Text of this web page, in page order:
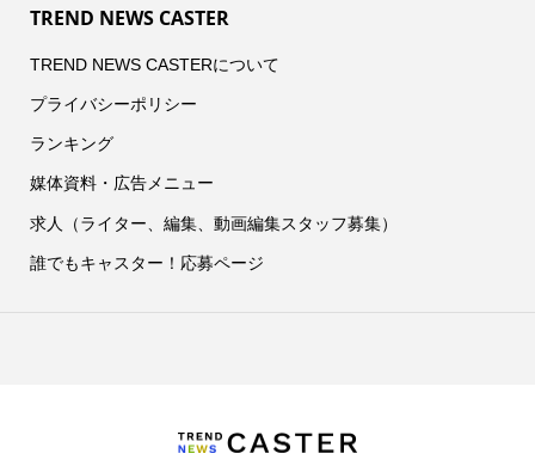
TREND NEWS CASTER
TREND NEWS CASTERについて
プライバシーポリシー
ランキング
媒体資料・広告メニュー
求人（ライター、編集、動画編集スタッフ募集）
誰でもキャスター！応募ページ